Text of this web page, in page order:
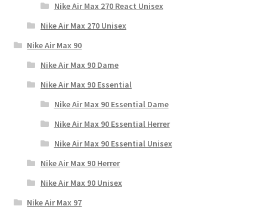
Nike Air Max 270 React Unisex
Nike Air Max 270 Unisex
Nike Air Max 90
Nike Air Max 90 Dame
Nike Air Max 90 Essential
Nike Air Max 90 Essential Dame
Nike Air Max 90 Essential Herrer
Nike Air Max 90 Essential Unisex
Nike Air Max 90 Herrer
Nike Air Max 90 Unisex
Nike Air Max 97